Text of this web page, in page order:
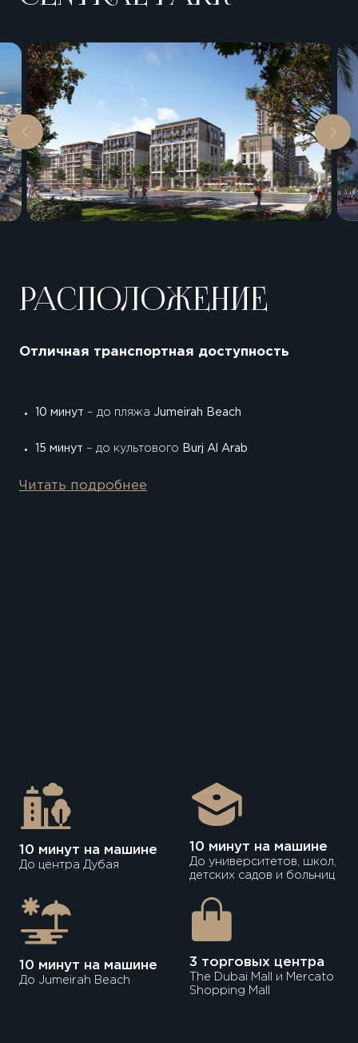
РАСПОЛОЖЕНИЕ
Отличная транспортная доступность
10 минут – до пляжа Jumeirah Beach
15 минут – до культового Burj Al Arab
20 минут – доDubai Marina
Читать подробнее
10 минут на машине
До центра Дубая
10 минут на машине
До университетов, школ,
детских садов и больниц
10 минут на машине
До Jumeirah Beach
3 торговых центра
The Dubai Mall и Mercato
Shopping Mall